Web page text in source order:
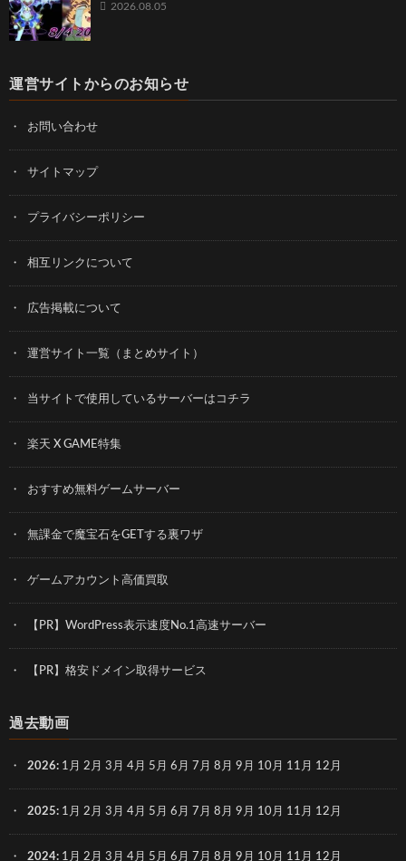
2026.08.05
運営サイトからのお知らせ
お問い合わせ
サイトマップ
プライバシーポリシー
相互リンクについて
広告掲載について
運営サイト一覧（まとめサイト）
当サイトで使用しているサーバーはコチラ
楽天 X GAME特集
おすすめ無料ゲームサーバー
無課金で魔宝石をGETする裏ワザ
ゲームアカウント高価買取
【PR】WordPress表示速度No.1高速サーバー
【PR】格安ドメイン取得サービス
過去動画
2026: 1月 2月 3月 4月 5月 6月 7月 8月 9月 10月 11月 12月
2025: 1月 2月 3月 4月 5月 6月 7月 8月 9月 10月 11月 12月
2024: 1月 2月 3月 4月 5月 6月 7月 8月 9月 10月 11月 12月